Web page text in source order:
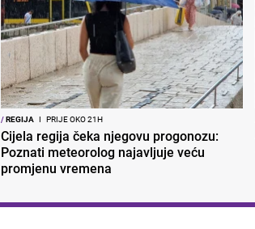
/REGIJA I PRIJE OKO 21H
Cijela regija čeka njegovu progonozu:
Poznati meteorolog najavljuje veću
promjenu vremena